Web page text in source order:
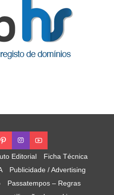
Editorial
Ficha Técnica
Publicidade / Advertising
Passatempos – Regras